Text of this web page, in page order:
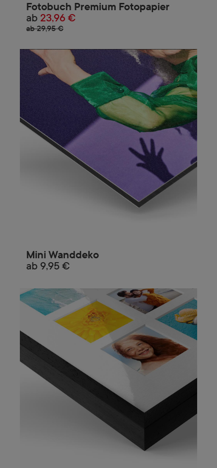
Fotobuch Premium Fotopapier
ab 23,96 €
ab 29,95 €
Mini Wanddeko
ab 9,95 €